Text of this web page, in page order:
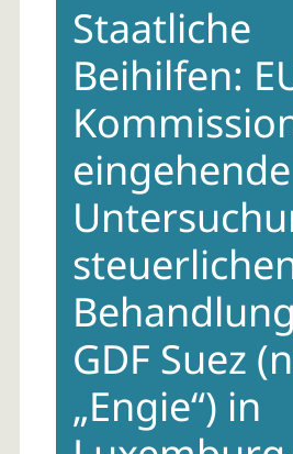
contentStaatliche
Beihilfen:
eingehende
GDF Suez
„Engie“) in